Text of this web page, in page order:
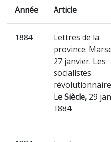
Année Article
1884
Lettres de la
province.
27 janvier. Les
socialistes
Le Siècle, 29
1884.